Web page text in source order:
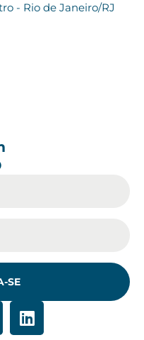
- Rio de Janeiro/RJ
SE